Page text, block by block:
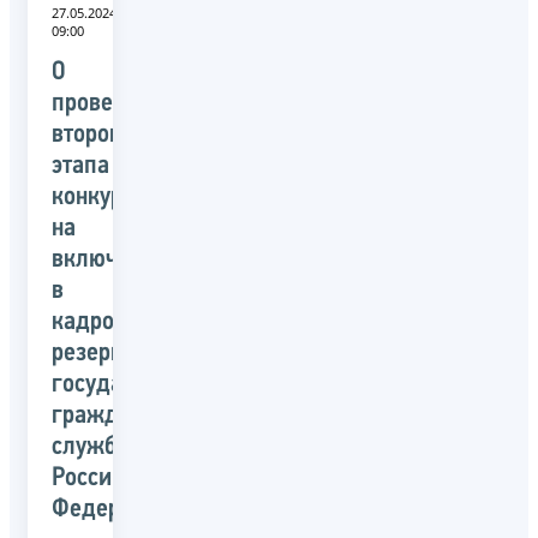
27.05.2024
09:00
О
проведении
второго
этапа
конкурса
на
включение
в
кадровый
резерв
государственной
гражданской
службы
Российской
Федерации